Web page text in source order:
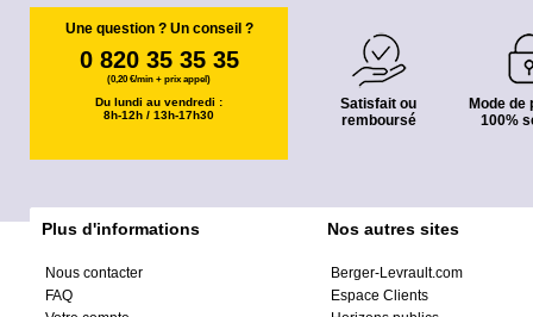
Une question ? Un conseil ?
0 820 35 35 35
(0,20 €/min + prix appel)
Du lundi au vendredi :
8h-12h / 13h-17h30
Satisfait ou
remboursé
Mode de
100%
Plus d'informations
Nous contacter
FAQ
Nos autres sites
Berger-Levrault.com
Espace Clients